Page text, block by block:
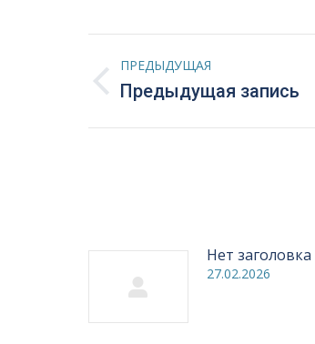
Навигация
по
записям
ПРЕДЫДУЩАЯ
Предыдущая
Предыдущая запись
Нет заголовка
27.02.2026